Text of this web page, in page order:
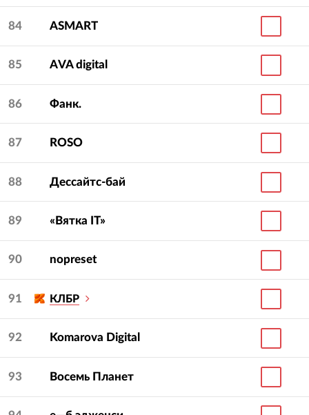
84 ASMART
85 AVA digital
86 Фанк.
87 ROSO
88 Дессайтс-бай
89 «Вятка IT»
90 nopreset
91 КЛБР
92 Komarova Digital
93 Восемь Планет